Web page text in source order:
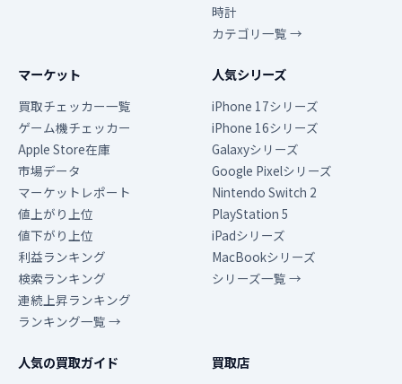
時計
カテゴリ一覧 →
マーケット
買取チェッカー一覧
ゲーム機チェッカー
Apple Store在庫
市場データ
マーケットレポート
値上がり上位
値下がり上位
利益ランキング
検索ランキング
連続上昇ランキング
ランキング一覧 →
人気シリーズ
iPhone 17シリーズ
iPhone 16シリーズ
Galaxyシリーズ
Google Pixelシリーズ
Nintendo Switch 2
PlayStation 5
iPadシリーズ
MacBookシリーズ
シリーズ一覧 →
人気の買取ガイド 買取店